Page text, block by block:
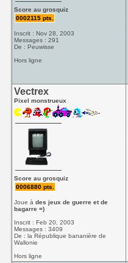
Score au grosquiz
0002115 pts.
Inscrit : Nov 28, 2003
Messages : 291
De : Peuwisse
Hors ligne
Vectrex
Pixel monstrueux
Score au grosquiz
0006880 pts.
Joue àdes jeux de guerre et de
bagarre =)
Inscrit : Feb 20, 2003
Messages : 3409
De : la République bananière de
Wallonie
Hors ligne